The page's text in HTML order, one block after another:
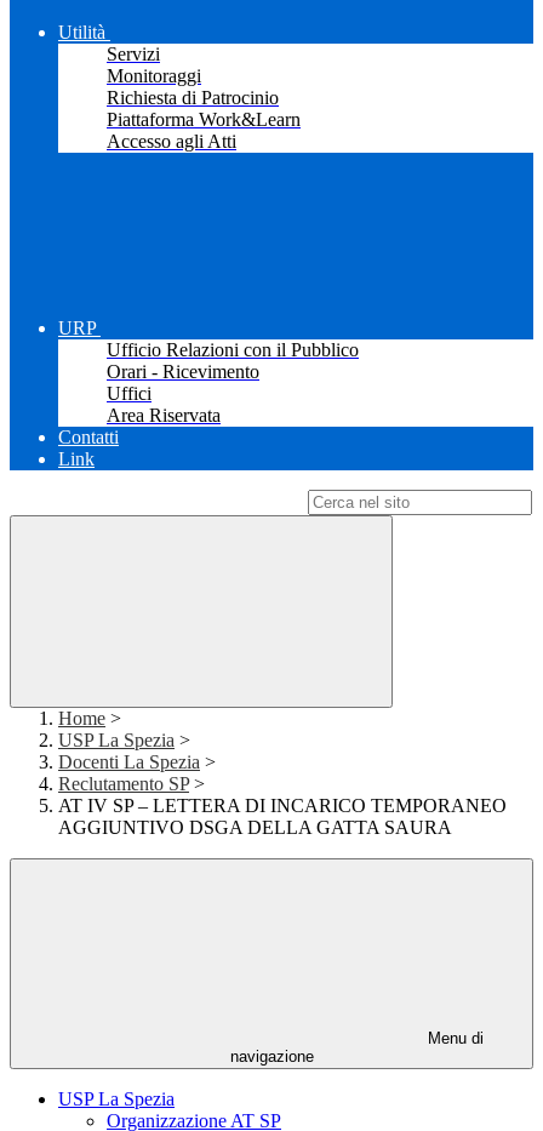
Utilità
Servizi
Monitoraggi
Richiesta di Patrocinio
Piattaforma Work&Learn
Accesso agli Atti
URP
Ufficio Relazioni con il Pubblico
Orari - Ricevimento
Uffici
Area Riservata
Contatti
Link
Home >
USP La Spezia >
Docenti La Spezia >
Reclutamento SP >
AT IV SP – LETTERA DI INCARICO TEMPORANEO
AGGIUNTIVO DSGA DELLA GATTA SAURA
Menu di
navigazione
USP La Spezia
Organizzazione AT SP